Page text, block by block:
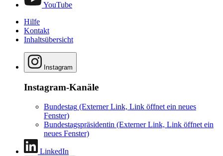
YouTube
Hilfe
Kontakt
Inhaltsübersicht
Instagram
Instagram-Kanäle
Bundestag (Externer Link, Link öffnet ein neues
Fenster)
Bundestagspräsidentin (Externer Link, Link öffnet ein
neues Fenster)
LinkedIn